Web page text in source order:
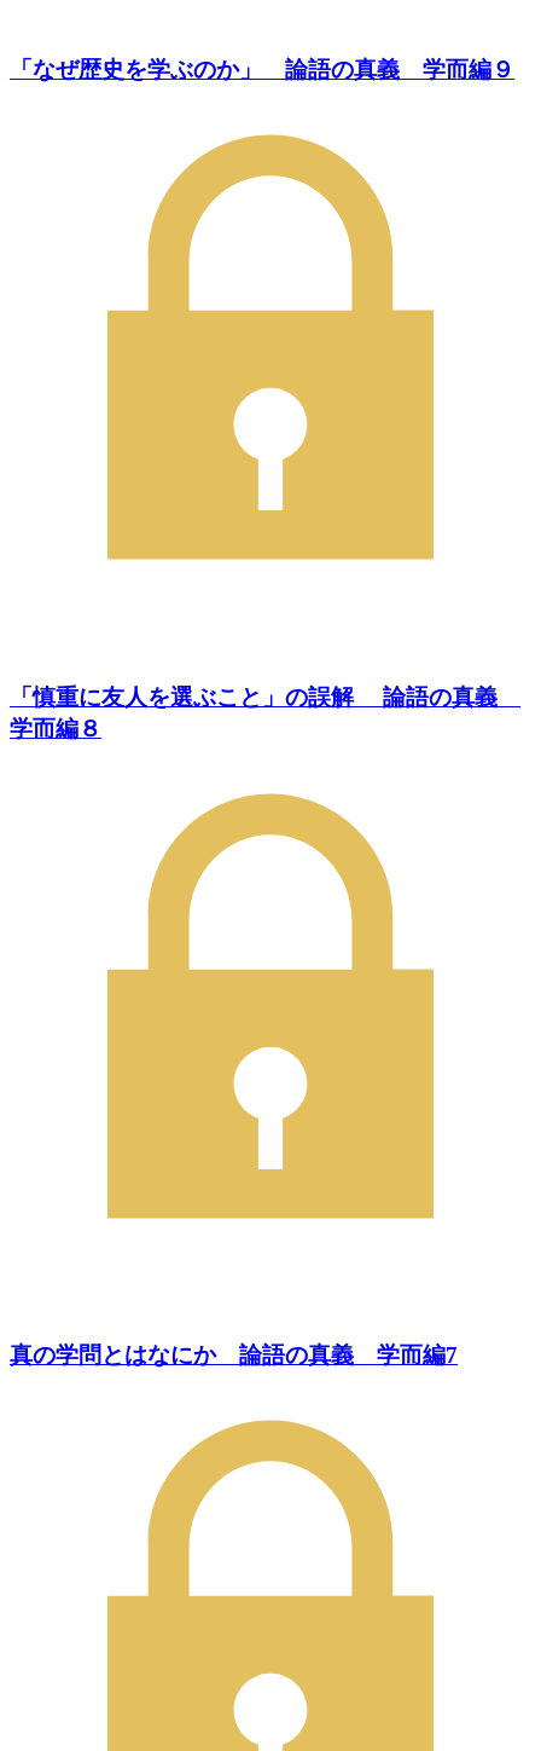
「なぜ歴史を学ぶのか」 論語の真義 学而編９
「慎重に友人を選ぶこと」の誤解 論語の真義
学而編８
真の学問とはなにか 論語の真義 学而編7